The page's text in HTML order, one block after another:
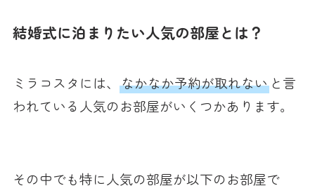
結婚式に泊まりたい人気の部屋とは？
ミラコスタには、 なかなか予約が取れないと言
われている人気のお部屋がいくつかあります。
その中でも特に人気の部屋が以下のお部屋で